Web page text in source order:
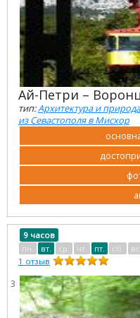
Ай-Петри –
тип:Архитектура и
из Севастополя в Мисхор
3
9 часов
пн.
вт. ср. чт. пт. сб.
1 отзыв